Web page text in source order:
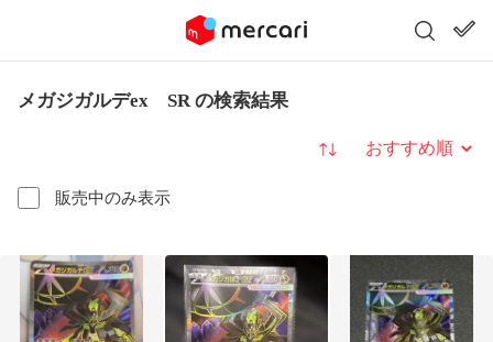
メガジガルデex SR の検索結果
販売中のみ表示
並び替え